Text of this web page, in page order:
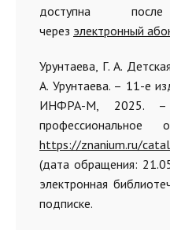
доступна после
через электронный
Урунтаева, Г. А.
А. Урунтаева. – 11-е
ИНФРА-М, 2025.
https://znanium.ru/
(дата обращения:
электронная
подписке.